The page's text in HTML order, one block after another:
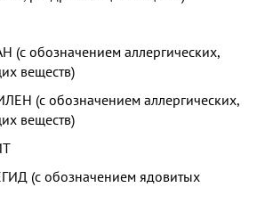
(с обозначением аллергических,
веществ)
(с обозначением аллергических,
веществ)
(с обозначением ядовитых